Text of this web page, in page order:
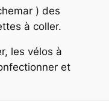
) des
à coller.
les vélos à
et